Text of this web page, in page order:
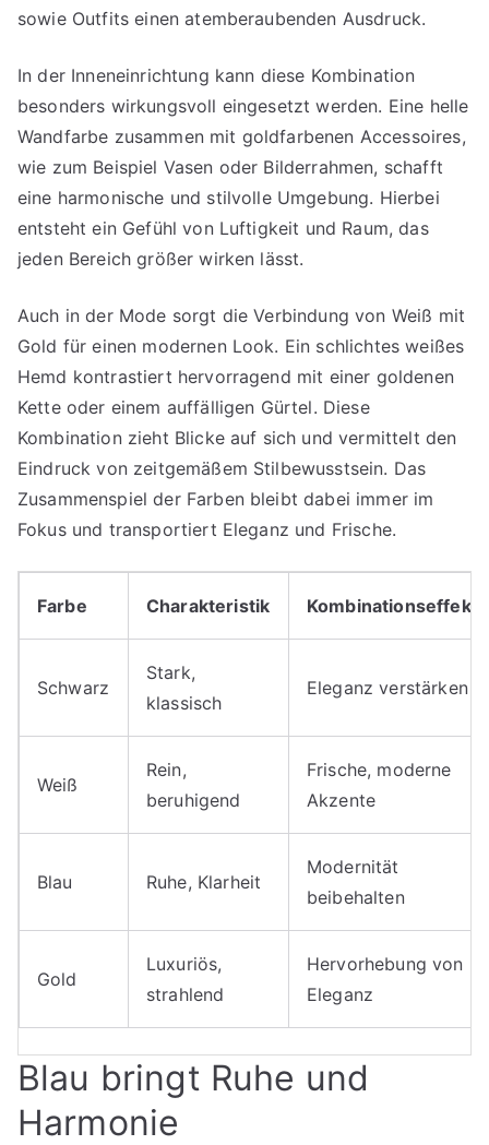
sowie Outfits einen atemberaubenden Ausdruck.
In der Inneneinrichtung kann diese Kombination
besonders wirkungsvoll eingesetzt werden. Eine helle
Wandfarbe zusammen mit goldfarbenen Accessoires,
wie zum Beispiel Vasen oder Bilderrahmen, schafft
eine harmonische und stilvolle Umgebung. Hierbei
entsteht ein Gefühl von Luftigkeit und Raum, das
jeden Bereich größer wirken lässt.
Auch in der Mode sorgt die Verbindung von Weiß mit
Gold für einen modernen Look. Ein schlichtes weißes
Hemd kontrastiert hervorragend mit einer goldenen
Kette oder einem auffälligen Gürtel. Diese
Kombination zieht Blicke auf sich und vermittelt den
Eindruck von zeitgemäßem Stilbewusstsein. Das
Zusammenspiel der Farben bleibt dabei immer im
Fokus und transportiert Eleganz und Frische.
Farbe Charakteristik Kombinationseffekt
Schwarz
Stark,
klassisch
Eleganz verstärken
Weiß
Rein,
beruhigend
Frische, moderne
Akzente
Blau Ruhe, Klarheit
Modernität
beibehalten
Gold
Luxuriös,
strahlend
Hervorhebung von
Eleganz
Blau bringt Ruhe und
Harmonie